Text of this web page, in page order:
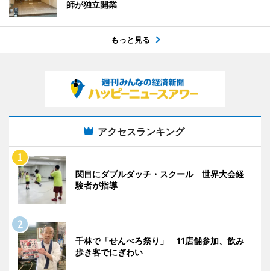
師が独立開業
もっと見る
アクセスランキング
関目にダブルダッチ・スクール 世界大会経
験者が指導
千林で「せんべろ祭り」 11店舗参加、飲み
歩き客でにぎわい